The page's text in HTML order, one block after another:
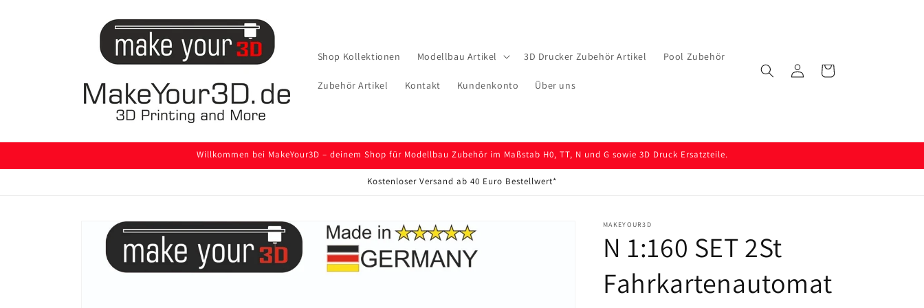
Shop Kollektionen Modellbau Artikel 3D Drucker Zubehör Artikel Pool Zubehör
Zubehör Artikel Kontakt Kundenkonto Über uns
EinloggenWarenkorb
Willkommen bei MakeYour3D – deinem Shop für Modellbau Zubehör im Maßstab H0, TT, N und G sowie 3D Druck Ersatzteile.
Kostenloser Versand ab 40 Euro Bestellwert*
Produktinformationen
MAKEYOUR3D
N 1:160 SET 2St
Fahrkartenautomat